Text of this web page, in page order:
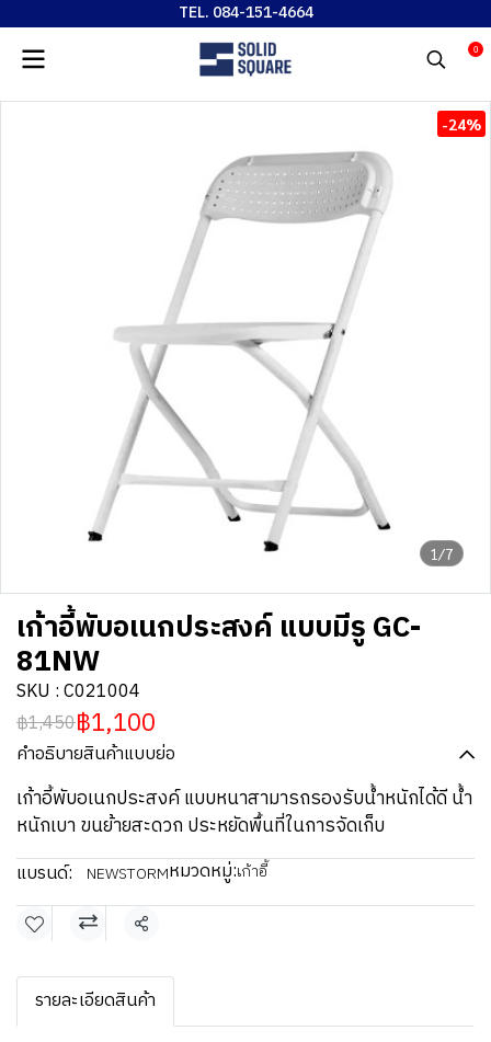
TEL. 084-151-4664
0
1/7
-24%
เก้าอี้พับอเนกประสงค์ แบบมีรู GC-
81NW
SKU : C021004
฿1,450฿1,100
คำอธิบายสินค้าแบบย่อ
เก้าอี้พับอเนกประสงค์ แบบหนาสามารถรองรับน้ำหนักได้ดี น้ำ
หนักเบา ขนย้ายสะดวก ประหยัดพื้นที่ในการจัดเก็บ
แบรนด์: NEWSTORMหมวดหมู่:เก้าอี้
แชร์
รายละเอียดสินค้า